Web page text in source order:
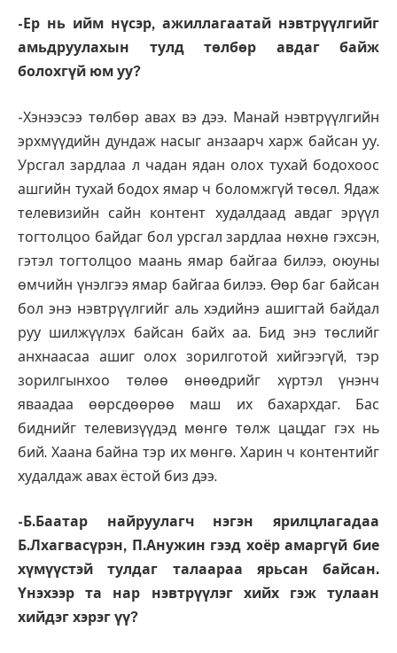
-Ер нь ийм нүсэр, ажиллагаатай нэвтрүүлгийг
амьдруулахын тулд төлбөр авдаг байж
болохгүй юм уу?
-Хэнээсээ төлбөр авах вэ дээ. Манай нэвтрүүлгийн
эрхмүүдийн дундаж насыг анзаарч харж байсан уу.
Урсгал зардлаа л чадан ядан олох тухай бодохоос
ашгийн тухай бодох ямар ч боломжгүй төсөл. Ядаж
телевизийн сайн контент худалдаад авдаг эрүүл
тогтолцоо байдаг бол урсгал зардлаа нөхнө гэхсэн,
гэтэл тогтолцоо маань ямар байгаа билээ, оюуны
өмчийн үнэлгээ ямар байгаа билээ. Өөр баг байсан
бол энэ нэвтрүүлгийг аль хэдийнэ ашигтай байдал
руу шилжүүлэх байсан байх аа. Бид энэ төслийг
анхнаасаа ашиг олох зорилготой хийгээгүй, тэр
зорилгынхоо төлөө өнөөдрийг хүртэл үнэнч
яваадаа өөрсдөөрөө маш их бахархдаг. Бас
биднийг телевизүүдэд мөнгө төлж цацдаг гэх нь
бий. Хаана байна тэр их мөнгө. Харин ч контентийг
худалдаж авах ёстой биз дээ.
-Б.Баатар найруулагч нэгэн ярилцлагадаа
Б.Лхагвасүрэн, П.Анужин гээд хоёр амаргүй бие
хүмүүстэй тулдаг талаараа ярьсан байсан.
Үнэхээр та нар нэвтрүүлэг хийх гэж тулаан
хийдэг хэрэг үү?